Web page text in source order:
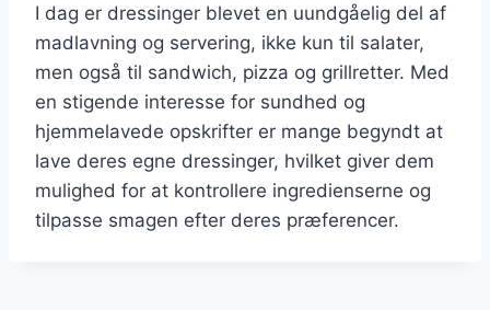
I dag er dressinger blevet en uundgåelig del af
madlavning og servering, ikke kun til salater,
men også til sandwich, pizza og grillretter. Med
en stigende interesse for sundhed og
hjemmelavede opskrifter er mange begyndt at
lave deres egne dressinger, hvilket giver dem
mulighed for at kontrollere ingredienserne og
tilpasse smagen efter deres præferencer.